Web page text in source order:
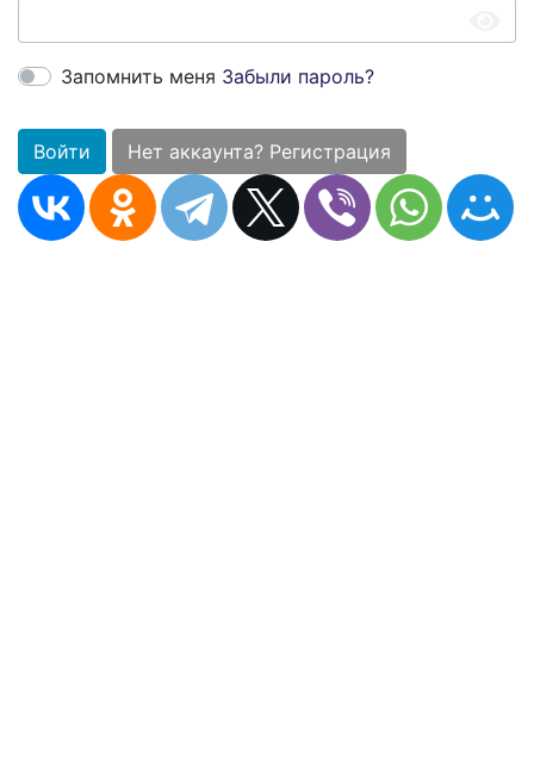
Запомнить меня Забыли пароль?
Войти Нет аккаунта? Регистрация